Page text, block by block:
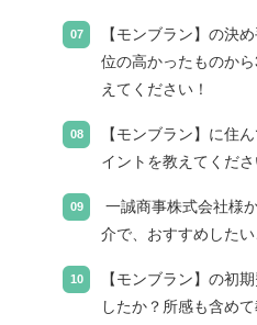
【モンブラン】の決
位の高かったものか
えてください！
【モンブラン】に住
イントを教えてくだ
一誠商事株式会社様
介で、おすすめした
【モンブラン】の初
したか？所感も含め